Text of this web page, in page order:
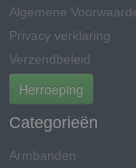
Algemene
Privacy verklaring
Verzendbeleid
Herroeping
Categorieën
Armbanden